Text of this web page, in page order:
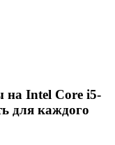
на Intel Core i5-
для каждого